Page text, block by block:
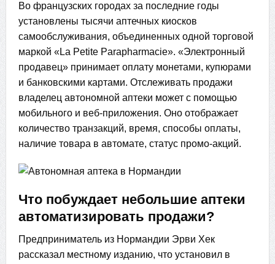
Во французских городах за последние годы
установлены тысячи аптечных киосков
самообслуживания, объединенных одной торговой
маркой «La Petite Parapharmacie». «Электронный
продавец» принимает оплату монетами, купюрами
и банковскими картами. Отслеживать продажи
владелец автономной аптеки может с помощью
мобильного и веб-приложения. Оно отображает
количество транзакций, время, способы оплаты,
наличие товара в автомате, статус промо-акций.
Что побуждает небольшие аптеки
автоматизировать продажи?
Предприниматель из Нормандии Эрви Хек
рассказал местному изданию, что установил в